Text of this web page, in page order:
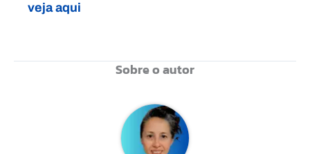
veja aqui
Sobre o autor